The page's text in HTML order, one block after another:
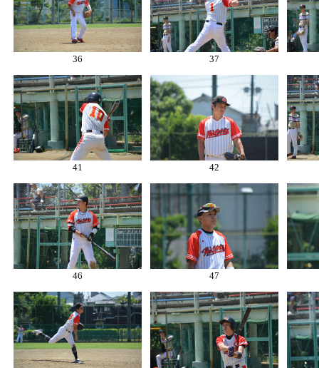
36 37
41 42
46 47